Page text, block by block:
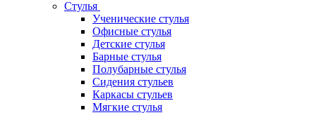
Стулья
Ученические стулья
Офисные стулья
Детские стулья
Барные стулья
Полубарные стулья
Сидения стульев
Каркасы стульев
Мягкие стулья